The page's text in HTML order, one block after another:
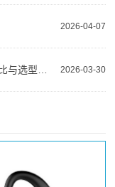
2026-04-07
2026-03-30
无线讲解器哪款好？E8/K8/R8核心参数对比与选型指南